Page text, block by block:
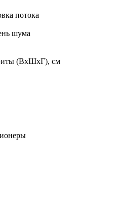
потока
шума
(ВхШхГ), см